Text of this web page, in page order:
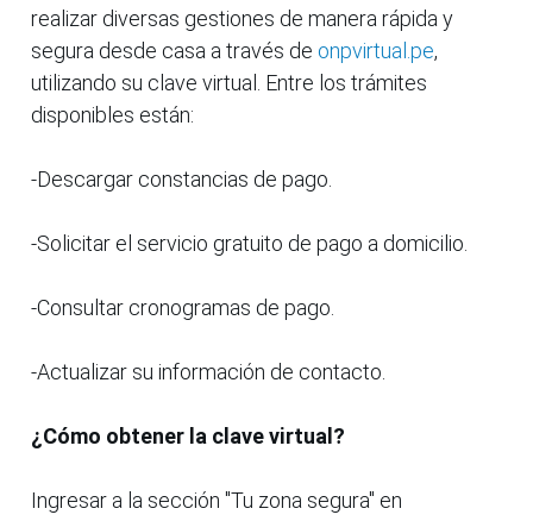
realizar diversas gestiones de manera rápida y
segura desde casa a través de onpvirtual.pe,
utilizando su clave virtual. Entre los trámites
disponibles están:
-Descargar constancias de pago.
-Solicitar el servicio gratuito de pago a domicilio.
-Consultar cronogramas de pago.
-Actualizar su información de contacto.
¿Cómo obtener la clave virtual?
Ingresar a la sección "Tu zona segura" en